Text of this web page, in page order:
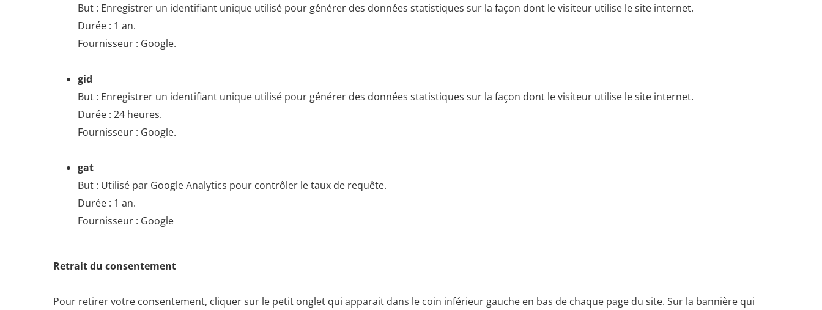
But : Enregistrer un identifiant unique utilisé pour générer des données statistiques sur la façon dont le visiteur utilise le site internet.
Durée : 1 an.
Fournisseur : Google.
gid
But : Enregistrer un identifiant unique utilisé pour générer des données statistiques sur la façon dont le visiteur utilise le site internet.
Durée : 24 heures.
Fournisseur : Google.
gat
But : Utilisé par Google Analytics pour contrôler le taux de requête.
Durée : 1 an.
Fournisseur : Google
Retrait du consentement
Pour retirer votre consentement, cliquer sur le petit onglet qui apparait dans le coin inférieur gauche en bas de chaque page du site. Sur la bannière qui